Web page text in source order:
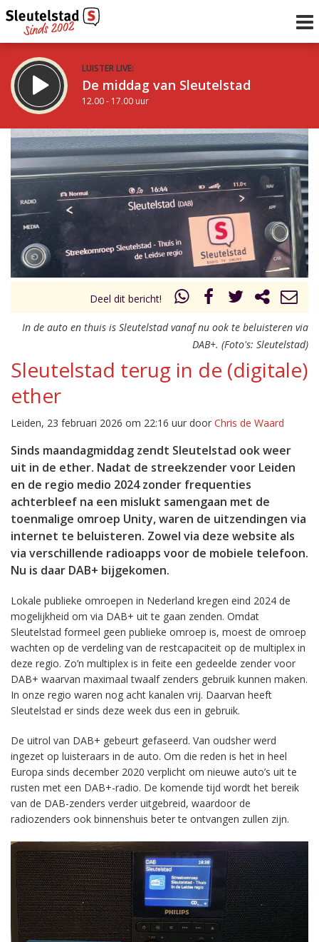
LUISTER LIVE:
De middag van Sleutelstad
12.00 - 17.00 uur
STRAKS:
Sleutelstad 30
17.00 - 19.00 uur
Vorig uur
uur 1 van 0 Volgend uur
Deel dit bericht!
In de auto en thuis is Sleutelstad vanaf nu ook te beluisteren via
DAB+. (Foto's: Sleutelstad)
Sleutelstad terug in de (digitale)
ether
Leiden, 23 februari 2026 om 22:16 uur door Chris de Waard
Sinds maandagmiddag zendt Sleutelstad ook weer
uit in de ether. Nadat de streekzender voor Leiden
en de regio medio 2024 zonder frequenties
achterbleef na een mislukt samengaan met de
toenmalige omroep Unity, waren de uitzendingen via
internet te beluisteren. Zowel via deze website als
via verschillende radioapps voor de mobiele telefoon.
Nu is daar DAB+ bijgekomen.
Lokale publieke omroepen in Nederland kregen eind 2024 de
mogelijkheid om via DAB+ uit te gaan zenden. Omdat
Sleutelstad formeel geen publieke omroep is, moest de omroep
wachten op de verdeling van de restcapaciteit op de multiplex in
deze regio. Zo’n multiplex is in feite een gedeelde zender voor
DAB+ waarvan maximaal twaalf zenders gebruik kunnen maken.
In onze regio waren nog acht kanalen vrij. Daarvan heeft
Sleutelstad er sinds deze week dus een in gebruik.
De uitrol van DAB+ gebeurt gefaseerd. Van oudsher werd
ingezet op luisteraars in de auto. Om die reden is het in heel
Europa sinds december 2020 verplicht om nieuwe auto’s uit te
rusten met een DAB+-radio. De komende tijd wordt het bereik
van de DAB-zenders verder uitgebreid, waardoor de
radiozenders ook binnenshuis beter te ontvangen zullen zijn.